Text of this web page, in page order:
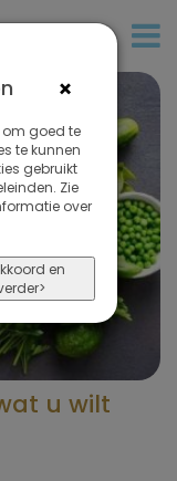
u wilt
×
om goed te
te kunnen
gebruikt
Zie
over
en